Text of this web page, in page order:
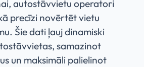
autostāvvietu operatori
precīzi novērtēt vietu
Šie dati ļauj dinamiski
samazinot
un maksimāli palielinot